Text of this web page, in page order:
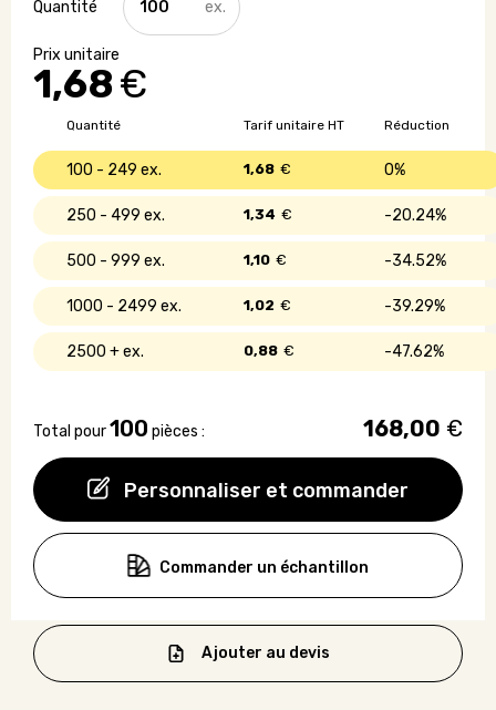
1,68€
Personnaliser et commander
de
Housse
selle
de
Quantité Réduction
Tarif unitaire HT
100 - 249 0%
1,68 €
250 - 499 20.24%
1,34 €
500 - 999 34.52%
1,10 €
1000 - 2499 39.29%
1,02 €
2500 + 47.62%
0,88 €
Total pour100 pièces : 168,00 €
Commander un échantillon
Ajouter au devis